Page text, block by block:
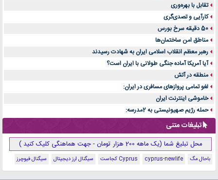
تقابل با بهره‌وری
کارآیی و تصدی‌گری
50 دقیقه سرخ بورس
مناطق امن ساختمان‌ها
رهبر معظم انقلاب اسلامی ایران به شهادت رسیدند
آیا آمریکا آماده جنگی طولانی با ایران است؟
منطقه در آتش
لغو تمامی پروازهای مسافری در ایران:
خاموشی اینترنت ایران
حمله رژیم صهیونیستی به 2مدرسه:
تبلیغات متنی
محل تبلیغ شما (یک ماهه 200 هزار تومان - جهت هماهنگی کلیک کنید )
باحال مگ cyprus-newlife Cyprus کجاست سیگنال ارز دیجیتال سیگنال فیوچرز